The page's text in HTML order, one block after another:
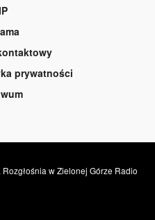
prywatności
w Zielonej Górze Radio